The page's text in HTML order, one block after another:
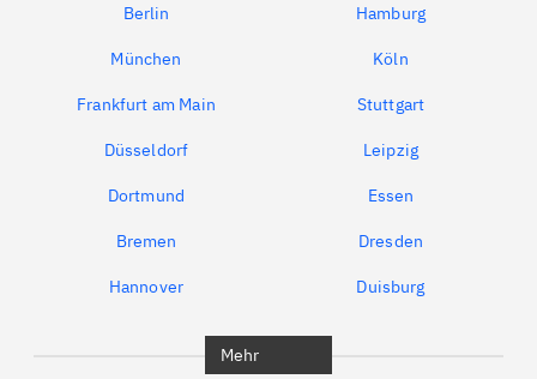
Berlin Hamburg
München Köln
Frankfurt am Main Stuttgart
Düsseldorf Leipzig
Dortmund Essen
Bremen Dresden
Hannover Duisburg
Mehr